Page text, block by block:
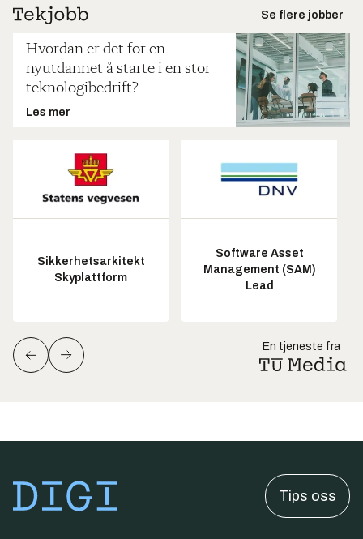
Se flere jobber
Hvordan er det for en
nyutdannet å starte i en stor
teknologibedrift?
Les mer
Sikkerhetsarkitekt
Skyplattform
Software Asset
Management (SAM)
Lead
En tjeneste fra
Tips oss